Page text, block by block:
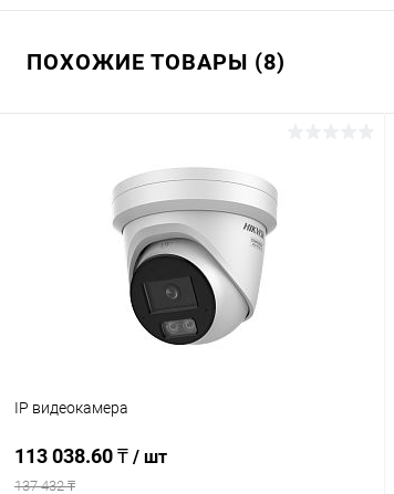
ПОХОЖИЕ ТОВАРЫ (8)
IP видеокамера
113 038.60 ₸ / шт
137 432 ₸